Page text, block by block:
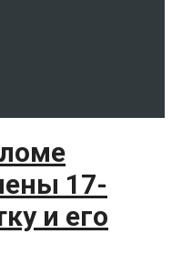
17-
и его